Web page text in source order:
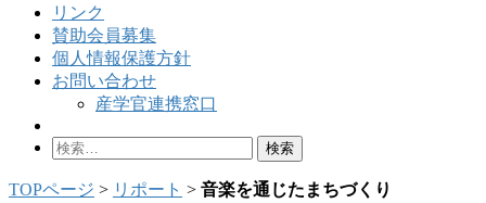
リンク
賛助会員募集
個人情報保護方針
お問い合わせ
産学官連携窓口
検
TOPページ > リポート > 音楽を通じたまちづくり